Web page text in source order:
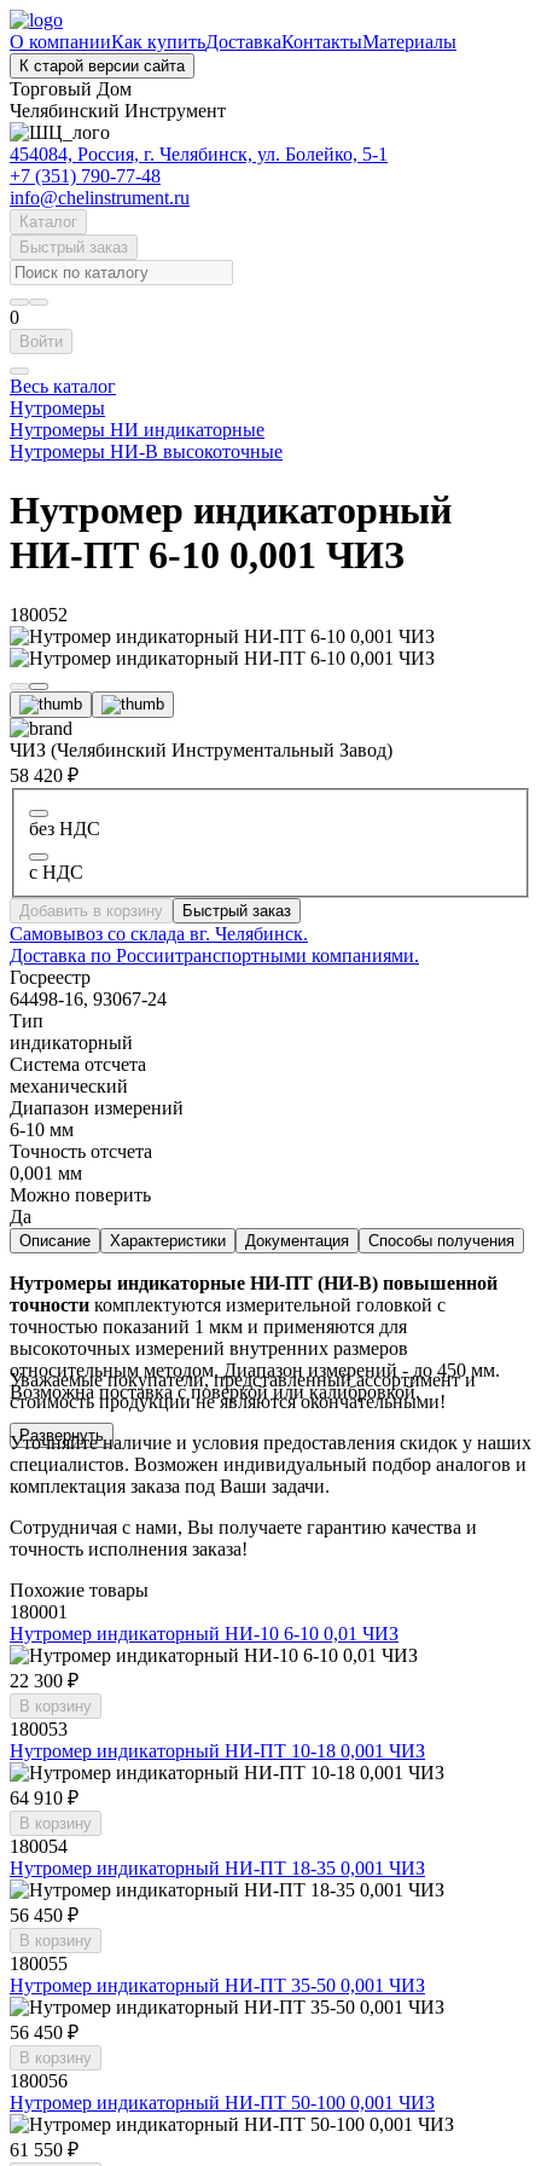
О компанииКак купитьДоставкаКонтактыМатериалы
К старой версии сайта
Торговый Дом
Челябинский Инструмент
454084, Россия, г. Челябинск, ул. Болейко, 5-1
+7 (351) 790-77-48
info@chelinstrument.ru
Каталог
Быстрый заказ
0
Войти
Весь каталог
Нутромеры
Нутромеры НИ индикаторные
Нутромеры НИ-В высокоточные
Нутромер индикаторный
НИ-ПТ 6-10 0,001 ЧИЗ
180052
ЧИЗ (Челябинский Инструментальный Завод)
58 420 ₽
без НДС
с НДС
Добавить в корзину Быстрый заказ
Самовывоз со склада вг. Челябинск.
Доставка по Россиитранспортными компаниями.
Госреестр
64498-16, 93067-24
Тип
индикаторный
Система отсчета
механический
Диапазон измерений
6-10 мм
Точность отсчета
0,001 мм
Можно поверить
Да
Описание Характеристики Документация Способы получения
Нутромеры индикаторные НИ-ПТ (НИ-В) повышенной
точности комплектуются измерительной головкой с
точностью показаний 1 мкм и применяются для
высокоточных измерений внутренних размеров
относительным методом. Диапазон измерений - до 450 мм.
Возможна поставка с поверкой или калибровкой.
Развернуть
Уважаемые покупатели, представленный ассортимент и
стоимость продукции не являются окончательными!
Уточняйте наличие и условия предоставления скидок у наших
специалистов. Возможен индивидуальный подбор аналогов и
комплектация заказа под Ваши задачи.
Сотрудничая с нами, Вы получаете гарантию качества и
точность исполнения заказа!
Похожие товары
180001
Нутромер индикаторный НИ-10 6-10 0,01 ЧИЗ
22 300 ₽
В корзину
180053
Нутромер индикаторный НИ-ПТ 10-18 0,001 ЧИЗ
64 910 ₽
В корзину
180054
Нутромер индикаторный НИ-ПТ 18-35 0,001 ЧИЗ
56 450 ₽
В корзину
180055
Нутромер индикаторный НИ-ПТ 35-50 0,001 ЧИЗ
56 450 ₽
В корзину
180056
Нутромер индикаторный НИ-ПТ 50-100 0,001 ЧИЗ
61 550 ₽